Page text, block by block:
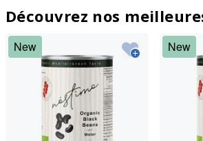
Découvrez nos
New New